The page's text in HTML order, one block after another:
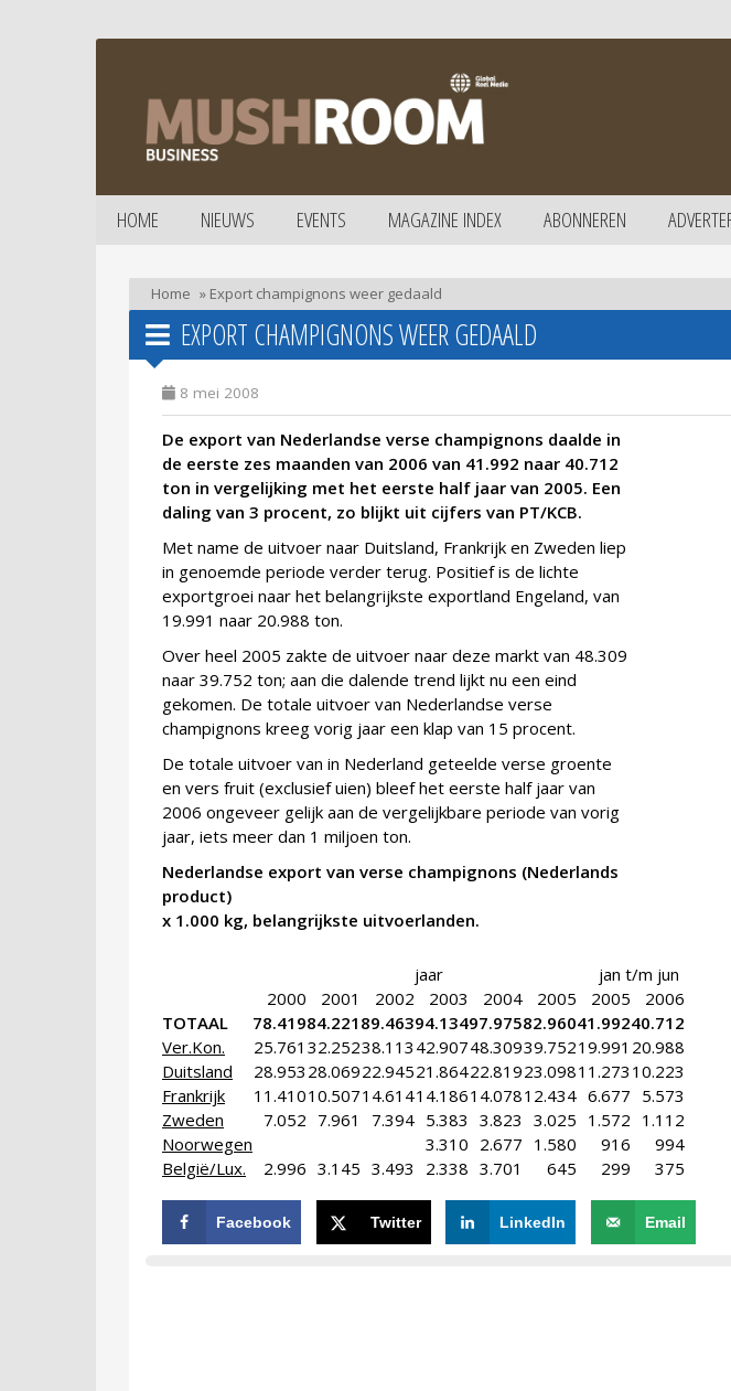
HOME NIEUWS EVENTS MAGAZINE INDEX ABONNEREN
Home » Export champignons weer gedaald
EXPORT CHAMPIGNONS WEER GEDAALD
8 mei 2008
De export van Nederlandse verse champignons daalde in
de eerste zes maanden van 2006 van 41.992 naar 40.712
ton in vergelijking met het eerste half jaar van 2005. Een
daling van 3 procent, zo blijkt uit cijfers van PT/KCB.
Met name de uitvoer naar Duitsland, Frankrijk en Zweden liep
in genoemde periode verder terug. Positief is de lichte
exportgroei naar het belangrijkste exportland Engeland, van
19.991 naar 20.988 ton.
Over heel 2005 zakte de uitvoer naar deze markt van 48.309
naar 39.752 ton; aan die dalende trend lijkt nu een eind
gekomen. De totale uitvoer van Nederlandse verse
champignons kreeg vorig jaar een klap van 15 procent.
De totale uitvoer van in Nederland geteelde verse groente
en vers fruit (exclusief uien) bleef het eerste half jaar van
2006 ongeveer gelijk aan de vergelijkbare periode van vorig
jaar, iets meer dan 1 miljoen ton.
Nederlandse export van verse champignons (Nederlands
product)
x 1.000 kg, belangrijkste uitvoerlanden.
jaar
jan t/m jun
2000
2001 2002 2003 2004 2005 2005
2006
TOTAAL
78.41984.221 89.46394.13497.97582.96041.99240.712
Ver.Kon.
25.761 32.25238.113 42.90748.30939.75219.991 20.988
Duitsland
28.953 28.06922.94521.86422.81923.09811.273 10.223
Frankrijk
11.41010.50714.61414.18614.07812.434 6.677 5.573
Zweden
7.052 7.961 7.394 5.383 3.823 3.025 1.572 1.112
Noorwegen
3.310 2.677 1.580 916
994
België/Lux.
2.996 3.145 3.493 2.338 3.701 645 299 375
Facebook Twitter LinkedIn Email